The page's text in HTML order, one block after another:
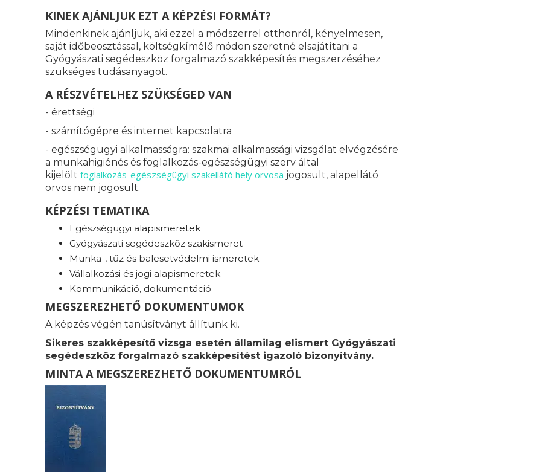
KINEK AJÁNLJUK EZT A KÉPZÉSI FORMÁT?
Mindenkinek ajánljuk, aki ezzel a módszerrel otthonról, kényelmesen,
saját időbeosztással, költségkímélő módon szeretné elsajátítani a
Gyógyászati segédeszköz forgalmazó szakképesítés megszerzéséhez
szükséges tudásanyagot.
A RÉSZVÉTELHEZ SZÜKSÉGED VAN
- érettségi
- számítógépre és internet kapcsolatra
- egészségügyi alkalmasságra: szakmai alkalmassági vizsgálat elvégzésére
a munkahigiénés és foglalkozás-egészségügyi szerv által
kijelölt foglalkozás-egészségügyi szakellátó hely orvosa jogosult, alapellátó
orvos nem jogosult.
KÉPZÉSI TEMATIKA
Egészségügyi alapismeretek
Gyógyászati segédeszköz szakismeret
Munka-, tűz és balesetvédelmi ismeretek
Vállalkozási és jogi alapismeretek
Kommunikáció, dokumentáció
MEGSZEREZHETŐ DOKUMENTUMOK
A képzés végén tanúsítványt állítunk ki.
Sikeres szakképesítő vizsga esetén államilag elismert Gyógyászati
segédeszköz forgalmazó szakképesítést igazoló bizonyítvány.
MINTA A MEGSZEREZHETŐ DOKUMENTUMRÓL